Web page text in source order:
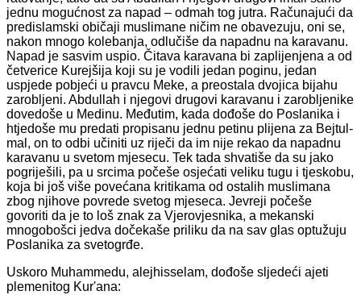
jednu mogućnost za napad – odmah tog jutra. Računajući da
predislamski običaji muslimane ničim ne obavezuju, oni se,
nakon mnogo kolebanja, odlučiše da napadnu na karavanu.
Napad je sasvim uspio. Čitava karavana bi zaplijenjena a od
četverice Kurejšija koji su je vodili jedan poginu, jedan
uspjede pobjeći u pravcu Meke, a preostala dvojica bijahu
zarobljeni. Abdullah i njegovi drugovi karavanu i zarobljenike
dovedoše u Medinu. Međutim, kada dođoše do Poslanika i
htjedoše mu predati propisanu jednu petinu plijena za Bejtul-
mal, on to odbi učiniti uz riječi da im nije rekao da napadnu
karavanu u svetom mjesecu. Tek tada shvatiše da su jako
pogriješili, pa u srcima počeše osjećati veliku tugu i tjeskobu,
koja bi još više povećana kritikama od ostalih muslimana
zbog njihove povrede svetog mjeseca. Jevreji počeše
govoriti da je to loš znak za Vjerovjesnika, a mekanski
mnogobošci jedva dočekaše priliku da na sav glas optužuju
Poslanika za svetogrđe.
Uskoro Muhammedu, alejhisselam, dođoše sljedeći ajeti
plemenitog Kur'ana: